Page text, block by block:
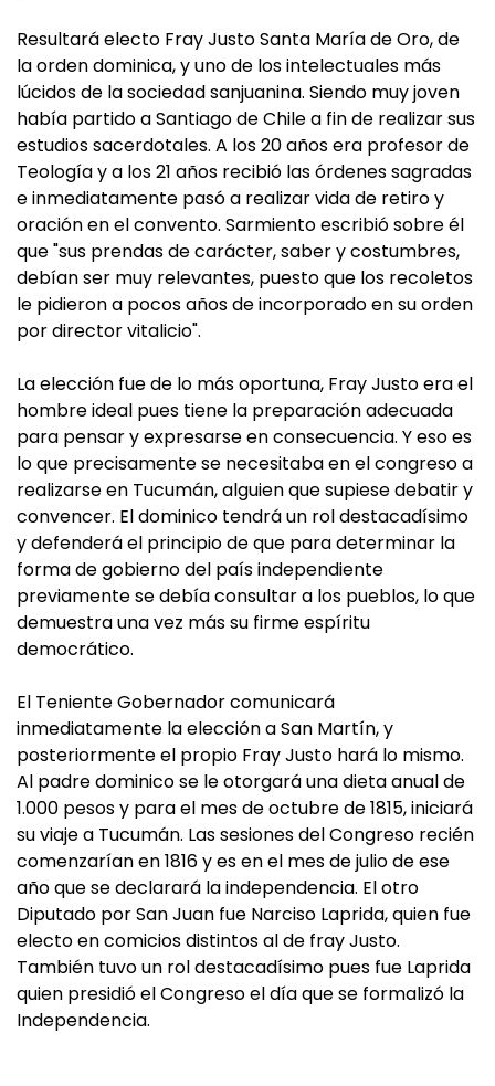
Resultará electo Fray Justo Santa María de Oro, de
la orden dominica, y uno de los intelectuales más
lúcidos de la sociedad sanjuanina. Siendo muy joven
había partido a Santiago de Chile a fin de realizar sus
estudios sacerdotales. A los 20 años era profesor de
Teología y a los 21 años recibió las órdenes sagradas
e inmediatamente pasó a realizar vida de retiro y
oración en el convento. Sarmiento escribió sobre él
que "sus prendas de carácter, saber y costumbres,
debían ser muy relevantes, puesto que los recoletos
le pidieron a pocos años de incorporado en su orden
por director vitalicio".
La elección fue de lo más oportuna, Fray Justo era el
hombre ideal pues tiene la preparación adecuada
para pensar y expresarse en consecuencia. Y eso es
lo que precisamente se necesitaba en el congreso a
realizarse en Tucumán, alguien que supiese debatir y
convencer. El dominico tendrá un rol destacadísimo
y defenderá el principio de que para determinar la
forma de gobierno del país independiente
previamente se debía consultar a los pueblos, lo que
demuestra una vez más su firme espíritu
democrático.
El Teniente Gobernador comunicará
inmediatamente la elección a San Martín, y
posteriormente el propio Fray Justo hará lo mismo.
Al padre dominico se le otorgará una dieta anual de
1.000 pesos y para el mes de octubre de 1815, iniciará
su viaje a Tucumán. Las sesiones del Congreso recién
comenzarían en 1816 y es en el mes de julio de ese
año que se declarará la independencia. El otro
Diputado por San Juan fue Narciso Laprida, quien fue
electo en comicios distintos al de fray Justo.
También tuvo un rol destacadísimo pues fue Laprida
quien presidió el Congreso el día que se formalizó la
Independencia.